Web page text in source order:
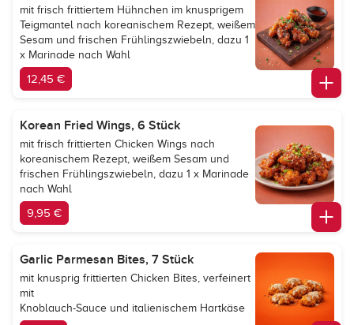
mit frisch frittiertem Hühnchen im knusprigem
Teigmantel nach koreanischem Rezept, weißem
Sesam und frischen Frühlingszwiebeln, dazu 1
x Marinade nach Wahl
12,45 €
Korean Fried Wings, 6 Stück
mit frisch frittierten Chicken Wings nach
koreanischem Rezept, weißem Sesam und
frischen Frühlingszwiebeln, dazu 1 x Marinade
nach Wahl
9,95 €
Garlic Parmesan Bites, 7 Stück
mit knusprig frittierten Chicken Bites, verfeinert
mit
Knoblauch-Sauce und italienischem Hartkäse